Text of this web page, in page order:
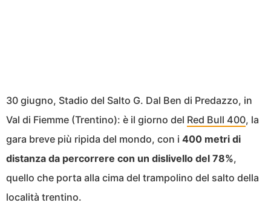
30 giugno, Stadio del Salto G. Dal Ben di Predazzo, in
Val di Fiemme (Trentino): è il giorno del Red Bull 400, la
gara breve più ripida del mondo, con i 400 metri di
distanza da percorrere con un dislivello del 78%,
quello che porta alla cima del trampolino del salto della
località trentino.